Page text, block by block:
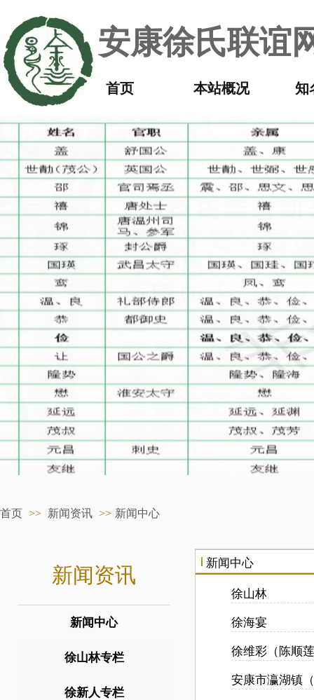
安康徐氏联谊
首页 本站概况 知
首页 >> 新闻资讯 >> 新闻中心
新闻资讯
新闻中心
徐山林专栏
徐新人专栏
新闻中心
徐山林
徐海宴
徐维彩（陈顺
安康市瀛湖镇